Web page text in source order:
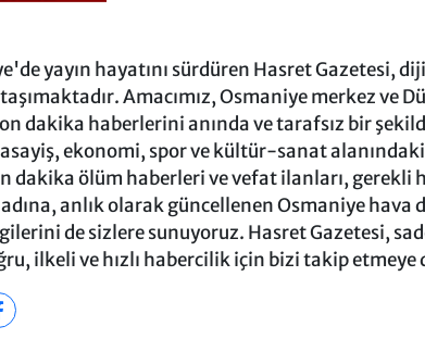
yayın hayatını sürdüren Hasret Gazetesi,
Amacımız, Osmaniye merkez ve
dakika haberlerini anında ve tarafsız bir
ekonomi, spor ve kültür-sanat
ölüm haberleri ve vefat ilanları, gerekli
anlık olarak güncellenen Osmaniye
de sizlere sunuyoruz. Hasret Gazetesi,
ilkeli ve hızlı habercilik için bizi takip etmeye